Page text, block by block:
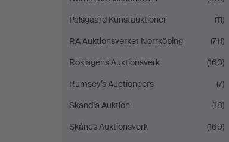
Palsgaard Kunstauktioner
(11)
RA Auktionsverket Norrköping
(711)
Roslagens Auktionsverk
(160)
Rumsey’s Auctioneers
(7)
Skandia Auktion
(18)
Skånes Auktionsverk
(169)